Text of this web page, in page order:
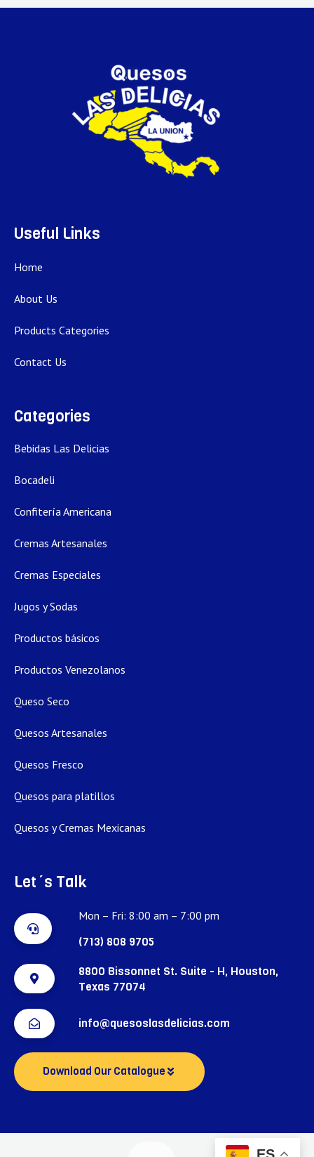
Useful Links
Home
About Us
Products Categories
Contact Us
Categories
Bebidas Las Delicias
Bocadeli
Confitería Americana
Cremas Artesanales
Cremas Especiales
Jugos y Sodas
Productos básicos
Productos Venezolanos
Queso Seco
Quesos Artesanales
Quesos Fresco
Quesos para platillos
Quesos y Cremas Mexicanas
Let´s Talk
Mon – Fri: 8:00 am – 7:00 pm
(713) 808 9705
8800 Bissonnet St. Suite - H, Houston,
Texas 77074
info@quesoslasdelicias.com
Download Our Catalogue